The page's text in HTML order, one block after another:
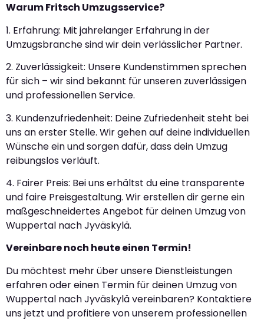
Warum Fritsch Umzugsservice?
1. Erfahrung: Mit jahrelanger Erfahrung in der
Umzugsbranche sind wir dein verlässlicher Partner.
2. Zuverlässigkeit: Unsere Kundenstimmen sprechen
für sich – wir sind bekannt für unseren zuverlässigen
und professionellen Service.
3. Kundenzufriedenheit: Deine Zufriedenheit steht bei
uns an erster Stelle. Wir gehen auf deine individuellen
Wünsche ein und sorgen dafür, dass dein Umzug
reibungslos verläuft.
4. Fairer Preis: Bei uns erhältst du eine transparente
und faire Preisgestaltung. Wir erstellen dir gerne ein
maßgeschneidertes Angebot für deinen Umzug von
Wuppertal nach Jyväskylä.
Vereinbare noch heute einen Termin!
Du möchtest mehr über unsere Dienstleistungen
erfahren oder einen Termin für deinen Umzug von
Wuppertal nach Jyväskylä vereinbaren? Kontaktiere
uns jetzt und profitiere von unserem professionellen